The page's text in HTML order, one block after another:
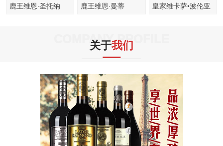
鹿王维恩·圣托纳 鹿王维恩·曼蒂
皇家维卡萨•波伦亚
COMPANY PROFILE
关于我们